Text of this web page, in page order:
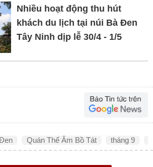
Nhiều hoạt động thu hút
khách du lịch tại núi Bà Đen
Tây Ninh dịp lễ 30/4 - 1/5
Quán Thế Âm Bồ Tát tháng 9